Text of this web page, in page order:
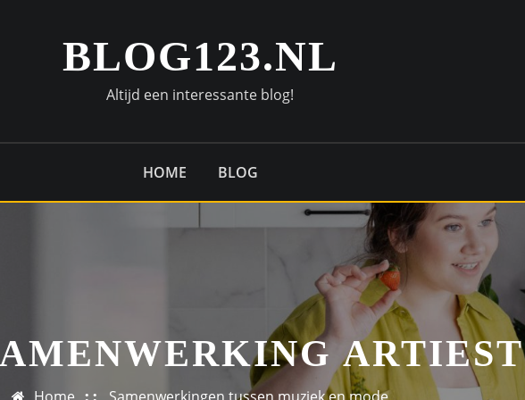
BLOG123.NL
Altijd een interessante blog!
HOME BLOG
ARTIEST